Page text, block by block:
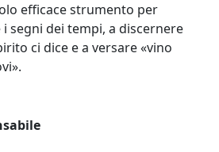
efficace strumento per
segni dei tempi, a discernere
ci dice e a versare «vino